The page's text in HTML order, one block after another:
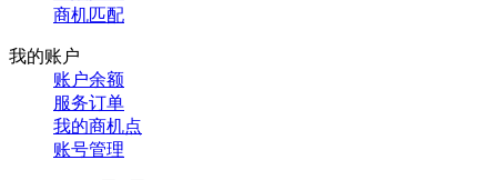
商机匹配
我的账户
账户余额
服务订单
我的商机点
账号管理